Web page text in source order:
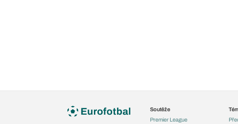
Soutěže
Premier League